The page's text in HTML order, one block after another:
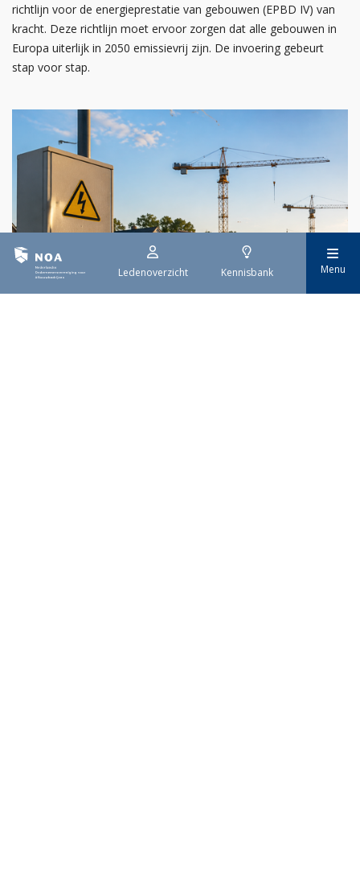
Ledenoverzicht Kennisbank Menu
richtlijn voor de energieprestatie van gebouwen (EPBD IV) van
kracht. Deze richtlijn moet ervoor zorgen dat alle gebouwen in
Europa uiterlijk in 2050 emissievrij zijn. De invoering gebeurt
stap voor stap.